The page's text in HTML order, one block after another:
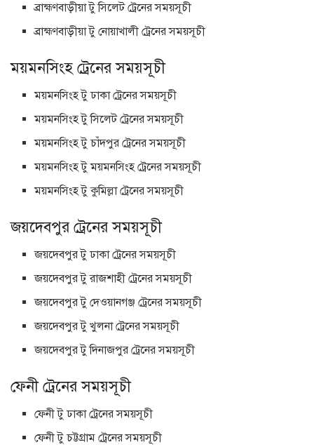
ব্রাহ্মণবাড়ীয়া টু সিলেট ট্রেনের সময়সূচী
ব্রাহ্মণবাড়ীয়া টু নোয়াখালী ট্রেনের সময়সূচী
ময়মনসিংহ ট্রেনের সময়সূচী
ময়মনসিংহ টু ঢাকা ট্রেনের সময়সূচী
ময়মনসিংহ টু সিলেট ট্রেনের সময়সূচী
ময়মনসিংহ টু চাঁদপুর ট্রেনের সময়সূচী
ময়মনসিংহ টু ময়মনসিংহ ট্রেনের সময়সূচী
ময়মনসিংহ টু কুমিল্লা ট্রেনের সময়সূচী
জয়দেবপুর ট্রেনের সময়সূচী
জয়দেবপুর টু ঢাকা ট্রেনের সময়সূচী
জয়দেবপুর টু রাজশাহী ট্রেনের সময়সূচী
জয়দেবপুর টু দেওয়ানগঞ্জ ট্রেনের সময়সূচী
জয়দেবপুর টু খুলনা ট্রেনের সময়সূচী
জয়দেবপুর টু দিনাজপুর ট্রেনের সময়সূচী
ফেনী ট্রেনের সময়সূচী
ফেনী টু ঢাকা ট্রেনের সময়সূচী
ফেনী টু চট্টগ্রাম ট্রেনের সময়সূচী